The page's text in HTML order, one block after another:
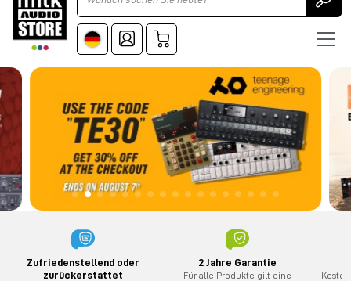
Zufriedenstellend oder
zurückerstattet
2 Jahre Garantie
Für alle Produkte gilt eine